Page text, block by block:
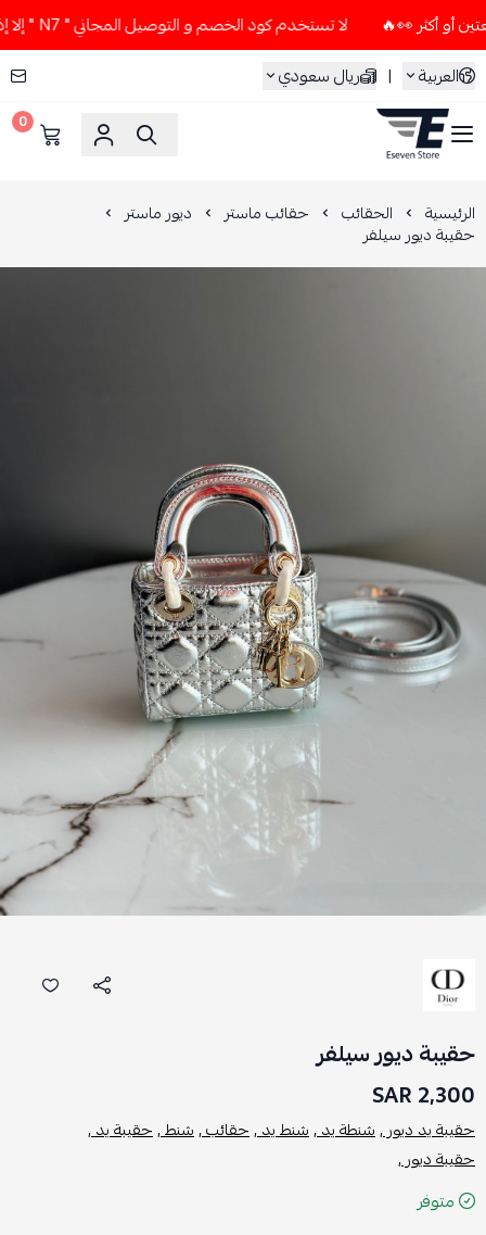
لا تستخدم كود الخصم و التوصيل المجاني " N7 " إلا إذا طلبت قطعتين أو أكثر 👀🔥
العربية
| ريال سعودي
ESEVEN STORE
0
الرئيسية الحقائب حقائب ماستر ديور ماستر
حقيبة ديور سيلفر
حقيبة ديور سيلفر
2,300 SAR
حقيبة يد ديور ,شنطة يد ,شنط يد ,حقائب ,شنط ,حقيبة يد ,
حقيبة ديور ,
متوفر